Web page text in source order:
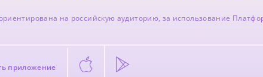
на российскую аудиторию, за использование
приложение